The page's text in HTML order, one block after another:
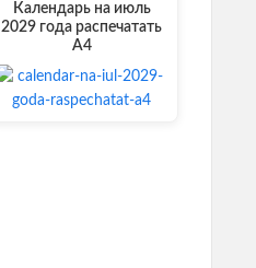
Календарь на июль
2029 года распечатать
А4